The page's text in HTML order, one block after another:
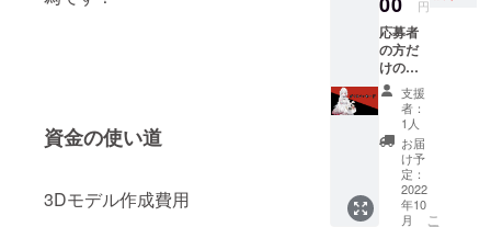
資金の使い道
3Dモデル作成費用
キサイ
ズ
(85×45
ｍｍ)
円
応募者
の方だ
けのボ
イス
メッ
セージ
名前を
呼ばさ
せてい
ただ
き、
支援
者：
1人
お届
け予
定：
2022
年10
月
こ